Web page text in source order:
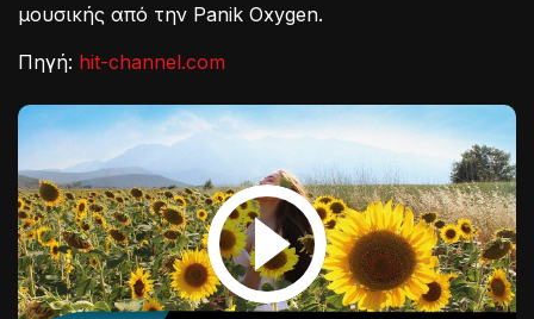
μουσικής από την Panik Oxygen.
Πηγή: hit-channel.com